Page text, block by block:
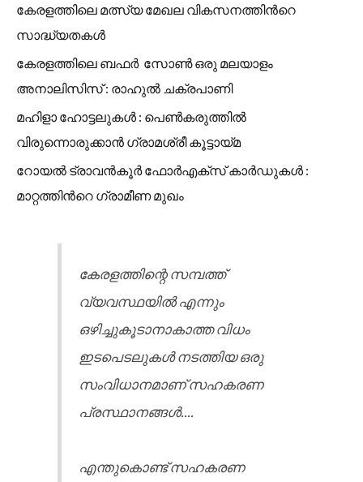
കേരളത്തിലെ മത്സ്യ മേഖല വികസനത്തിൻറെ
സാദ്ധ്യതകൾ
കേരളത്തിലെ ബഫർ സോൺ ഒരു മലയാളം
അനാലിസിസ് : രാഹുൽ ചക്രപാണി
മഹിളാ ഹോട്ടലുകൾ : പെൺകരുത്തിൽ
വിരുന്നൊരുക്കാൻ ഗ്രാമശ്രീ കൂട്ടായ്മ
റോയൽ ട്രാവൻകൂർ ഫോർഎക്സ് കാർഡുകൾ :
മാറ്റത്തിൻറെ ഗ്രാമീണ മുഖം
കേരളത്തിന്റെ സമ്പത്ത്
വ്യവസ്ഥയിൽ എന്നും
ഒഴിച്ചുകൂടാനാകാത്ത വിധം
ഇടപെടലുകൾ നടത്തിയ ഒരു
സംവിധാനമാണ് സഹകരണ
പ്രസ്ഥാനങ്ങൾ....
എന്തുകൊണ്ട് സഹകരണ